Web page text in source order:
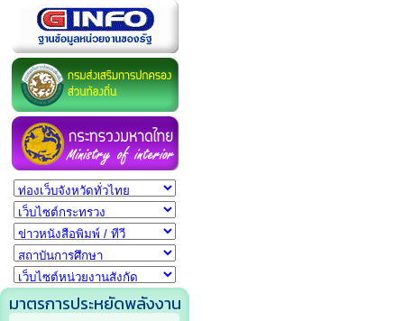
มาตรการประหยัดพลังงาน